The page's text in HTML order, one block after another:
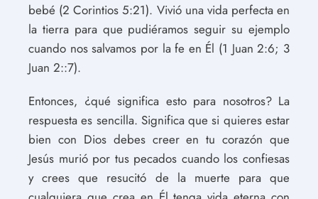
bebé (2 Corintios 5:21). Vivió una vida perfecta en
la tierra para que pudiéramos seguir su ejemplo
cuando nos salvamos por la fe en Él (1 Juan 2:6; 3
Juan 2::7).
Entonces, ¿qué significa esto para nosotros? La
respuesta es sencilla. Significa que si quieres estar
bien con Dios debes creer en tu corazón que
Jesús murió por tus pecados cuando los confiesas
y crees que resucitó de la muerte para que